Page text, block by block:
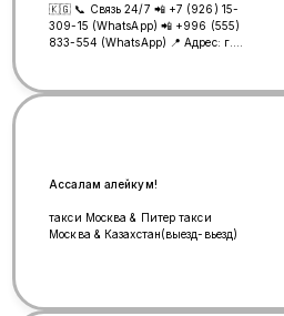
🇰🇬 📞 Связь 24/7 📲 +7 (926) 15-
309-15 (WhatsApp) 📲 +996 (555)
833-554 (WhatsApp) 📍 Адрес: г.
Отправка КАЖДЫЙ ДЕНЬ!
состоянии не берем.
ВНИМАНИЕ! ❌ Не переводите
задаток никому! 🛡️ Мошенники
━━━━━━━━━━━━━━━━━━━ ⭐ Почему
Ассалам алейкум!
такси Москва & Питер такси
Москва & Казахстан(выезд-вьезд)